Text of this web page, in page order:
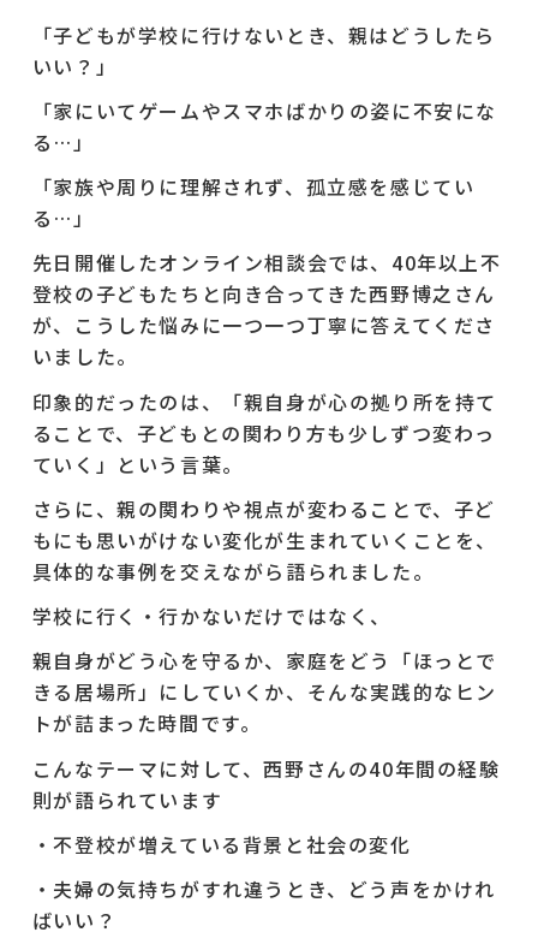
「子どもが学校に行けないとき、親はどうしたら
いい？」
「家にいてゲームやスマホばかりの姿に不安にな
る…」
「家族や周りに理解されず、孤立感を感じてい
る…」
先日開催したオンライン相談会では、40年以上不
登校の子どもたちと向き合ってきた西野博之さん
が、こうした悩みに一つ一つ丁寧に答えてくださ
いました。
印象的だったのは、「親自身が心の拠り所を持て
ることで、子どもとの関わり方も少しずつ変わっ
ていく」という言葉。
さらに、親の関わりや視点が変わることで、子ど
もにも思いがけない変化が生まれていくことを、
具体的な事例を交えながら語られました。
学校に行く・行かないだけではなく、
親自身がどう心を守るか、家庭をどう「ほっとで
きる居場所」にしていくか、そんな実践的なヒン
トが詰まった時間です。
こんなテーマに対して、西野さんの40年間の経験
則が語られています
・不登校が増えている背景と社会の変化
・夫婦の気持ちがすれ違うとき、どう声をかけれ
ばいい？